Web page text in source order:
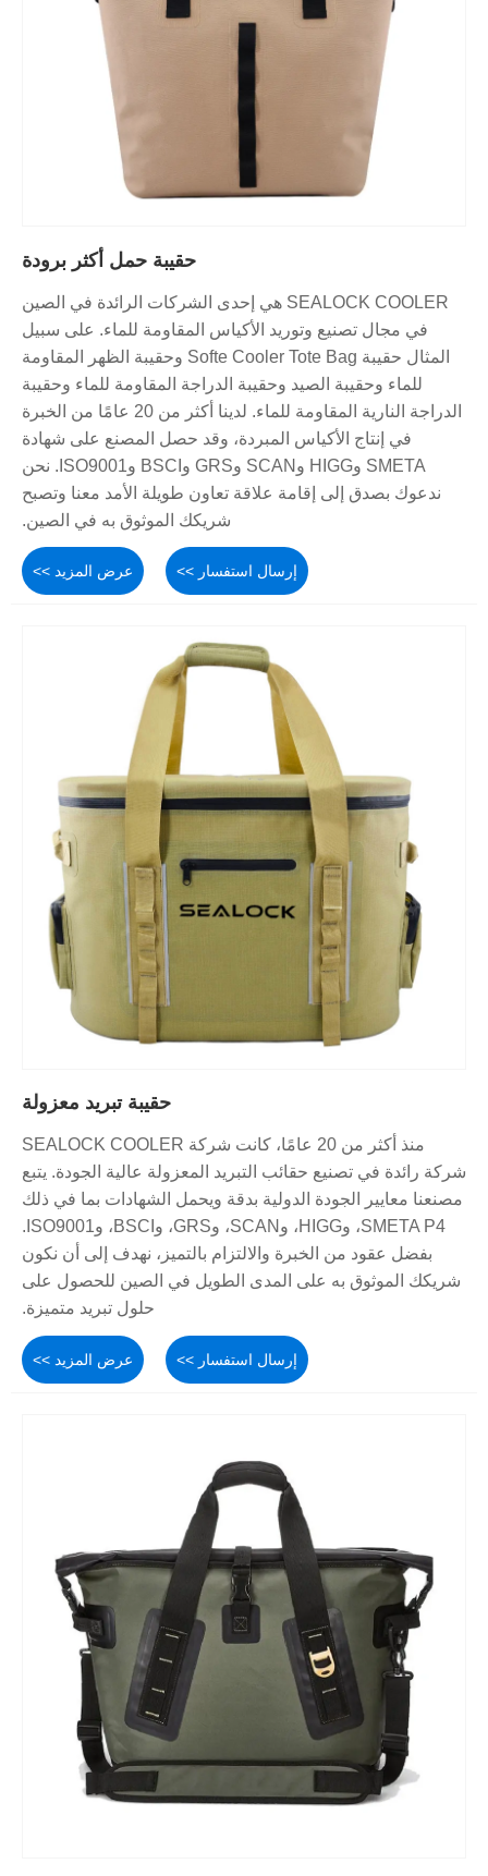
حقيبة حمل أكثر برودة
SEALOCK COOLER هي إحدى الشركات الرائدة في الصين
في مجال تصنيع وتوريد الأكياس المقاومة للماء. على سبيل
المثال حقيبة Softe Cooler Tote Bag وحقيبة الظهر المقاومة
للماء وحقيبة الصيد وحقيبة الدراجة المقاومة للماء وحقيبة
الدراجة النارية المقاومة للماء. لدينا أكثر من 20 عامًا من الخبرة
في إنتاج الأكياس المبردة، وقد حصل المصنع على شهادة
SMETA وHIGG وSCAN وGRS وBSCI وISO9001. نحن
ندعوك بصدق إلى إقامة علاقة تعاون طويلة الأمد معنا وتصبح
شريكك الموثوق به في الصين.
عرض المزيد >> إرسال استفسار >>
حقيبة تبريد معزولة
منذ أكثر من 20 عامًا، كانت شركة SEALOCK COOLER
شركة رائدة في تصنيع حقائب التبريد المعزولة عالية الجودة. يتبع
مصنعنا معايير الجودة الدولية بدقة ويحمل الشهادات بما في ذلك
SMETA P4، وHIGG، وSCAN، وGRS، وBSCI، وISO9001.
بفضل عقود من الخبرة والالتزام بالتميز، نهدف إلى أن نكون
شريكك الموثوق به على المدى الطويل في الصين للحصول على
حلول تبريد متميزة.
عرض المزيد >> إرسال استفسار >>